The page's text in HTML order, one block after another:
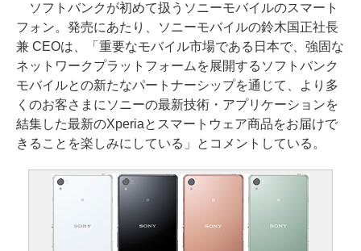
ソフトバンクが初めて扱うソニーモバイルのスマート
フォン。発売にあたり、ソニーモバイルの鈴木国正社長
兼 CEOは、「重要なモバイル市場である日本で、強固な
ネットワークプラットフォームを展開するソフトバンク
モバイルとの新たなパートナーシップを通じて、より多
くのお客さまにソニーの最新技術・アプリケーションを
結集した最新のXperiaとスマートウェア商品をお届けで
きることを楽しみにしている」とコメントしている。